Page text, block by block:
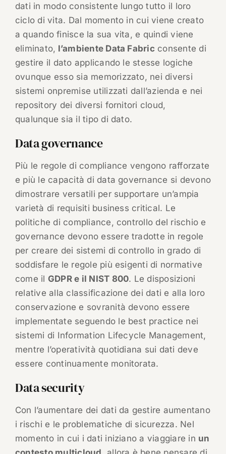
dati in modo consistente lungo tutto il loro
ciclo di vita. Dal momento in cui viene creato
a quando finisce la sua vita, e quindi viene
eliminato, l’ambiente Data Fabricconsente di
gestire il dato applicando le stesse logiche
ovunque esso sia memorizzato, nei diversi
sistemi onpremise utilizzati dall’azienda e nei
repository dei diversi fornitori cloud,
qualunque sia il tipo di dato.
Data governance
Più le regole di compliance vengono rafforzate
e più le capacità di data governance si devono
dimostrare versatili per supportare un’ampia
varietà di requisiti business critical. Le
politiche di compliance, controllo del rischio e
governance devono essere tradotte in regole
per creare dei sistemi di controllo in grado di
soddisfare le regole più esigenti di normative
come il GDPR e il NIST 800. Le disposizioni
relative alla classificazione dei dati e alla loro
conservazione e sovranità devono essere
implementate seguendo le best practice nei
sistemi di Information Lifecycle Management,
mentre l’operatività quotidiana sui dati deve
essere continuamente monitorata.
Data security
Con l’aumentare dei dati da gestire aumentano
i rischi e le problematiche di sicurezza. Nel
momento in cui i dati iniziano a viaggiare in un